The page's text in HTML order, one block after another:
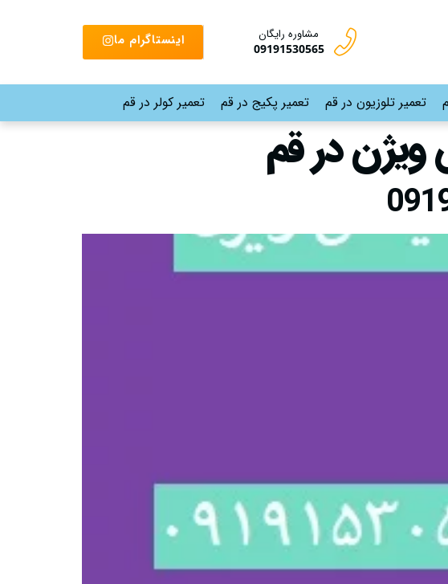
مشاوره رایگان
09191530565 اینستاگرام ما
تعمیر تلوزیون در قم تعمیر پکیج در قم تعمیر کولر در قم
ویژن در قم